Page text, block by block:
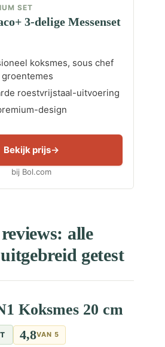
SET
3-delige Messenset
koksmes, sous chef
groentemes
roestvrijstaal-uitvoering
design
Bekijk prijs
bij Bol.com
alle
getest
Koksmes 20 cm
4,8VAN 5